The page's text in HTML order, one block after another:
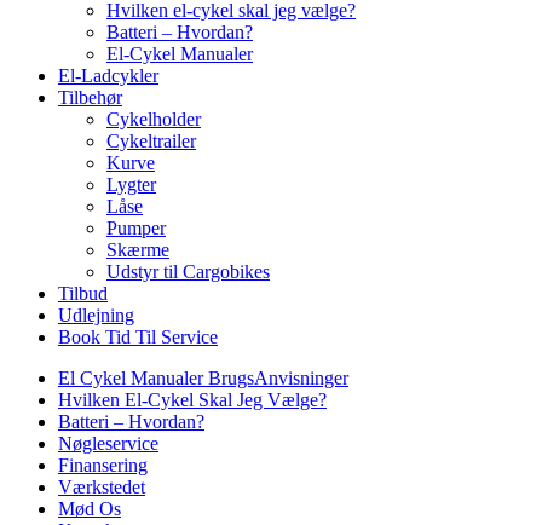
Hvilken el-cykel skal jeg vælge?
Batteri – Hvordan?
El-Cykel Manualer
El-Ladcykler
Tilbehør
Cykelholder
Cykeltrailer
Kurve
Lygter
Låse
Pumper
Skærme
Udstyr til Cargobikes
Tilbud
Udlejning
Book Tid Til Service
El Cykel Manualer BrugsAnvisninger
Hvilken El-Cykel Skal Jeg Vælge?
Batteri – Hvordan?
Nøgleservice
Finansering
Værkstedet
Mød Os